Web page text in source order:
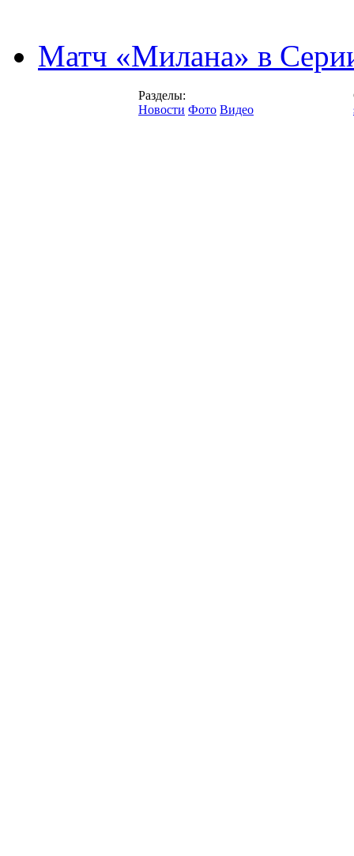
Матч «Милана» в
Разделы:
Новости Фото Видео